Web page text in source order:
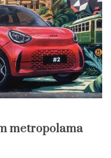
metropolama